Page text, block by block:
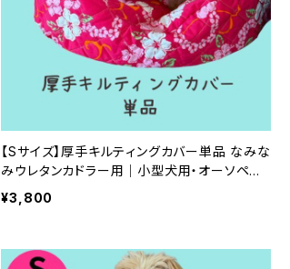
【Sサイズ】厚手キルティングカバー単品 なみな
みウレタンカドラー用｜小型犬用・オーソペデ
ィック犬ベッド｜日本製｜ラリーズカンパニー
¥3,800